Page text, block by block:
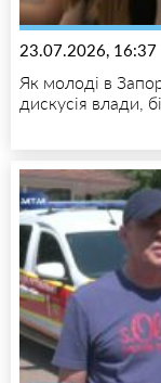
23.07.2026, 16:37
Як молоді в
дискусія влади,